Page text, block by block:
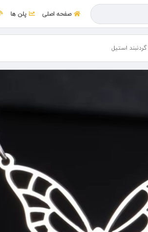
صفحه اصلی پلن ها
گردنبند استیل